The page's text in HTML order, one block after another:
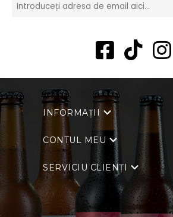
INFORMAȚII
CONTUL MEU
SERVICIU CLIENȚI